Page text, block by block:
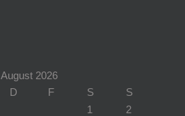
August 2026
D F S
S
1
2